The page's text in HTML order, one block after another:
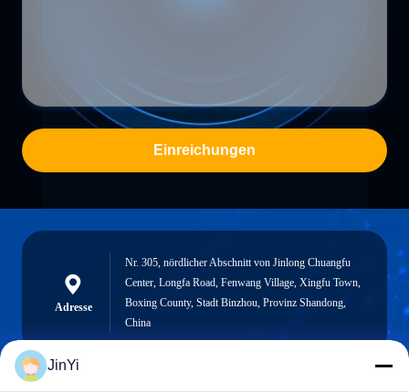
Einreichungen
Adresse
Nr. 305, nördlicher Abschnitt von Jinlong Chuangfu
Center, Longfa Road, Fenwang Village, Xingfu Town,
Boxing County, Stadt Binzhou, Provinz Shandong,
China
JinYi